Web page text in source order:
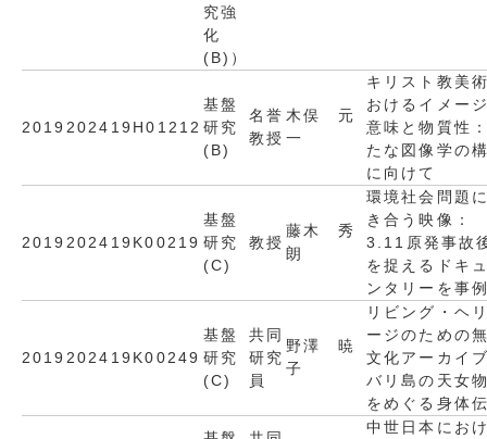
究強
化
(B)）
2019 2024 19H01212
基盤
研究
(B)
名誉
教授
木俣 元
一
キリスト教美
おけるイメー
意味と物質性
たな図像学の
に向けて
2019 2024 19K00219
基盤
研究
(C)
教授
藤木 秀
朗
環境社会問題
き合う映像：
3.11原発事故
を捉えるドキ
ンタリーを事
2019 2024 19K00249
基盤
研究
(C)
共同
研究
員
野澤 暁
子
リビング・ヘ
ージのための
文化アーカイ
バリ島の天女
をめぐる身体
中世日本にお